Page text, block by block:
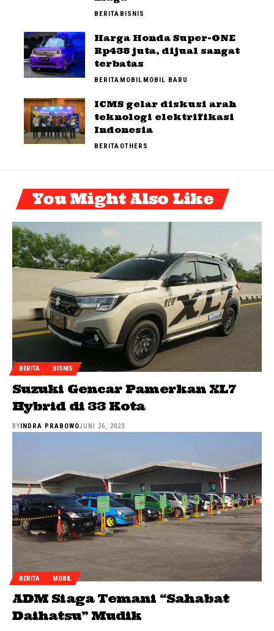
BERITABISNIS
Harga Honda Super-ONE
Rp438 juta, dijual sangat
terbatas
BERITAMOBILMOBIL BARU
ICMS gelar diskusi arah
teknologi elektrifikasi
Indonesia
BERITAOTHERS
You Might Also Like
BERITA BISNIS
Suzuki Gencar Pamerkan XL7
Hybrid di 33 Kota
BYINDRA PRABOWOJUNI 26, 2023
BERITA MOBIL
ADM Siaga Temani “Sahabat
Daihatsu” Mudik